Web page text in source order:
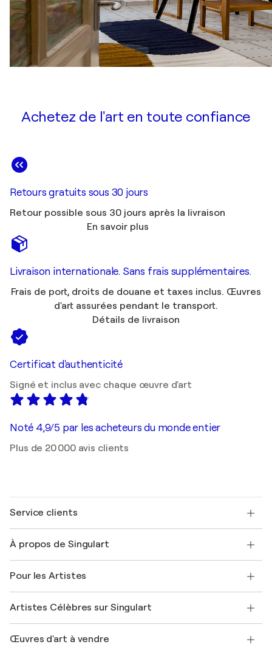
Achetez de l'art en toute confiance
Retours gratuits sous 30 jours
Retour possible sous 30 jours après la livraison
En savoir plus
Livraison internationale. Sans frais supplémentaires.
Frais de port, droits de douane et taxes inclus. Œuvres
d'art assurées pendant le transport.
Détails de livraison
Certificat d'authenticité
Signé et inclus avec chaque œuvre d'art
Noté 4,9/5 par les acheteurs du monde entier
Plus de 20 000 avis clients
Service clients
Expédition
Offrir une carte cadeau
Rejoignez notre programme commercial
Mon compte
+33 1 76 44 06 42
À propos de Singulart
FAQ
Magazine Singulart
Emplois
Découvrez une sélection d'art original
Pour les Artistes
Se connecter en tant qu'Artiste
Artistes Célèbres sur Singulart
Marc Chagall
Œuvres d'art à vendre